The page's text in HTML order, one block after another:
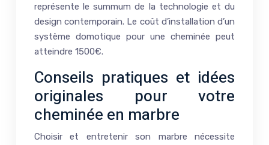
représente le summum de la technologie et du
design contemporain. Le coût d’installation d’un
système domotique pour une cheminée peut
atteindre 1500€.
Conseils pratiques et idées
originales pour votre
cheminée en marbre
Choisir et entretenir son marbre nécessite